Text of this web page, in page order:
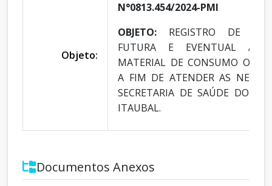
Objeto:
N°0813.454/2024-PMI
OBJETO: REGISTRO DE
FUTURA E EVENTUAL
MATERIAL DE CONSUMO
A FIM DE ATENDER AS
SECRETARIA DE SAÚDE DO
ITAUBAL.
Documentos Anexos